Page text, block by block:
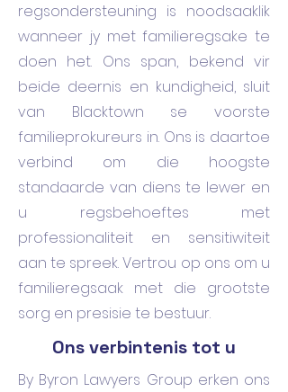
regsondersteuning is noodsaaklik
wanneer jy met familieregsake te
doen het. Ons span, bekend vir
beide deernis en kundigheid, sluit
van Blacktown se voorste
familieprokureurs in. Ons is daartoe
verbind om die hoogste
standaarde van diens te lewer en
u regsbehoeftes met
professionaliteit en sensitiwiteit
aan te spreek. Vertrou op ons om u
familieregsaak met die grootste
sorg en presisie te bestuur.
Ons verbintenis tot u
By Byron Lawyers Group erken ons